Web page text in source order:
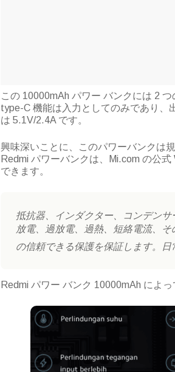
この 10000mAh パワー バンクには 2
type-C 機能は入力としてのみであり、
は 5.1V/2.4A です。
興味深いことに、このパワーバンクは
Redmi パワーバンクは、Mi.com の公
できます。
抵抗器、インダクター、コンデン
放電、過放電、過熱、短絡電流、
の信頼できる保護を保証します。
Redmi パワー バンク 10000mAh によ